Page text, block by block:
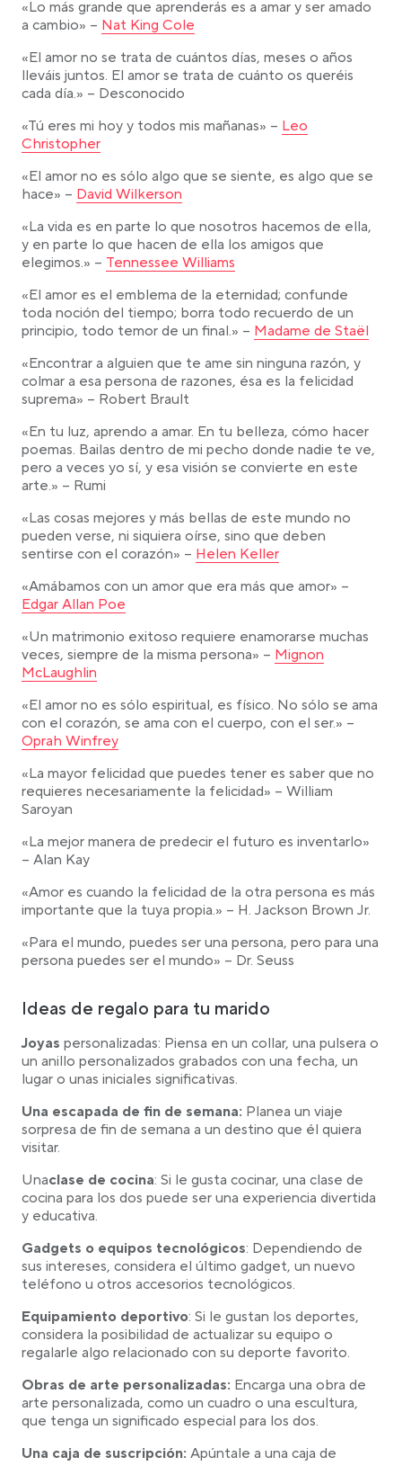
«Lo más grande que aprenderás es a amar y ser amado
a cambio» – Link opens in a new tab
Nat King Cole
«El amor no se trata de cuántos días, meses o años
lleváis juntos. El amor se trata de cuánto os queréis
cada día.» – Desconocido
«Tú eres mi hoy y todos mis mañanas» – Link opens in a
Leo
Christopher
«El amor no es sólo algo que se siente, es algo que se
hace» – Link opens in a new tab
David Wilkerson
«La vida es en parte lo que nosotros hacemos de ella,
y en parte lo que hacen de ella los amigos que
elegimos.» – Link opens in a new tab
Tennessee Williams
«El amor es el emblema de la eternidad; confunde
toda noción del tiempo; borra todo recuerdo de un
principio, todo temor de un final.» – Link opens in a new
Madame de Staël
«Encontrar a alguien que te ame sin ninguna razón, y
colmar a esa persona de razones, ésa es la felicidad
suprema» – Robert Brault
«En tu luz, aprendo a amar. En tu belleza, cómo hacer
poemas. Bailas dentro de mi pecho donde nadie te ve,
pero a veces yo sí, y esa visión se convierte en este
arte.» – Rumi
«Las cosas mejores y más bellas de este mundo no
pueden verse, ni siquiera oírse, sino que deben
sentirse con el corazón» – Link opens in a new tab
Helen Keller
«Amábamos con un amor que era más que amor» –
Edgar Allan Poe
«Un matrimonio exitoso requiere enamorarse muchas
veces, siempre de la misma persona» – Link opens in a
Mignon
McLaughlin
«El amor no es sólo espiritual, es físico. No sólo se ama
con el corazón, se ama con el cuerpo, con el ser.» –
Oprah Winfrey
«La mayor felicidad que puedes tener es saber que no
requieres necesariamente la felicidad» – William
Saroyan
«La mejor manera de predecir el futuro es inventarlo»
– Alan Kay
«Amor es cuando la felicidad de la otra persona es más
importante que la tuya propia.» – H. Jackson Brown Jr.
«Para el mundo, puedes ser una persona, pero para una
persona puedes ser el mundo» – Dr. Seuss
Ideas de regalo para tu marido
Joyas personalizadas: Piensa en un collar, una pulsera o
un anillo personalizados grabados con una fecha, un
lugar o unas iniciales significativas.
Una escapada de fin de semana: Planea un viaje
sorpresa de fin de semana a un destino que él quiera
visitar.
Unaclase de cocina: Si le gusta cocinar, una clase de
cocina para los dos puede ser una experiencia divertida
y educativa.
Gadgets o equipos tecnológicos: Dependiendo de
sus intereses, considera el último gadget, un nuevo
teléfono u otros accesorios tecnológicos.
Equipamiento deportivo: Si le gustan los deportes,
considera la posibilidad de actualizar su equipo o
regalarle algo relacionado con su deporte favorito.
Obras de arte personalizadas: Encarga una obra de
arte personalizada, como un cuadro o una escultura,
que tenga un significado especial para los dos.
Una caja de suscripción: Apúntale a una caja de